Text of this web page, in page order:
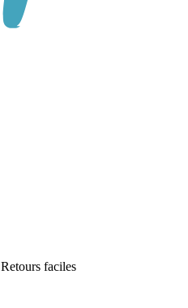
Retours faciles